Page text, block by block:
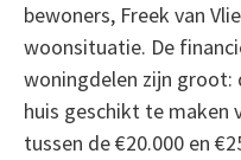
bewoners, Freek van
woonsituatie. De
woningdelen zijn groot:
huis geschikt te maken
tussen de €20.000 en